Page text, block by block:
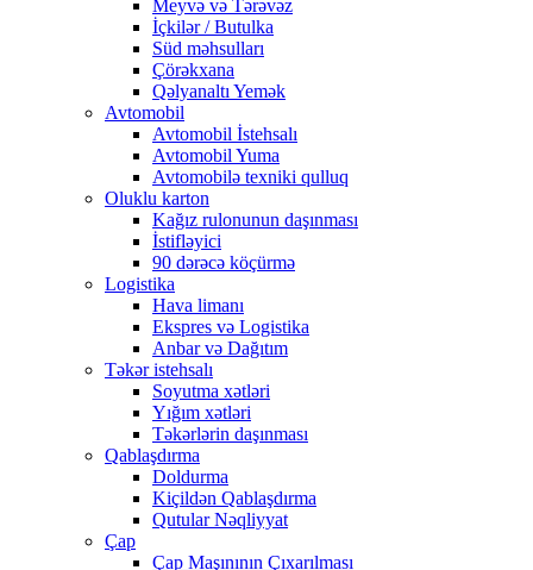
Meyvə və Tərəvəz
İçkilər / Butulka
Süd məhsulları
Çörəkxana
Qəlyanaltı Yemək
Avtomobil
Avtomobil İstehsalı
Avtomobil Yuma
Avtomobilə texniki qulluq
Oluklu karton
Kağız rulonunun daşınması
İstifləyici
90 dərəcə köçürmə
Logistika
Hava limanı
Ekspres və Logistika
Anbar və Dağıtım
Təkər istehsalı
Soyutma xətləri
Yığım xətləri
Təkərlərin daşınması
Qablaşdırma
Doldurma
Kiçildən Qablaşdırma
Qutular Nəqliyyat
Çap
Çap Maşınının Çıxarılması